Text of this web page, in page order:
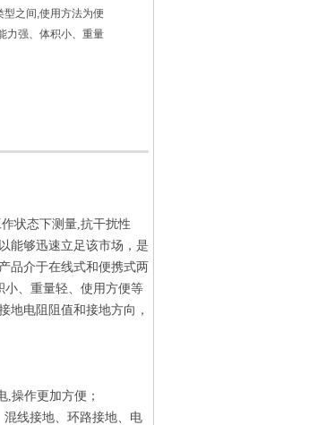
之间,使用方法为便
力强、体积小、重量
状态下测量,抗干扰性
能够迅速立足该市场，是
品介于在线式和便携式两
小、重量轻、使用方便等
地电阻阻值和接地方向，
操作更加方便；
线接地、环路接地、电